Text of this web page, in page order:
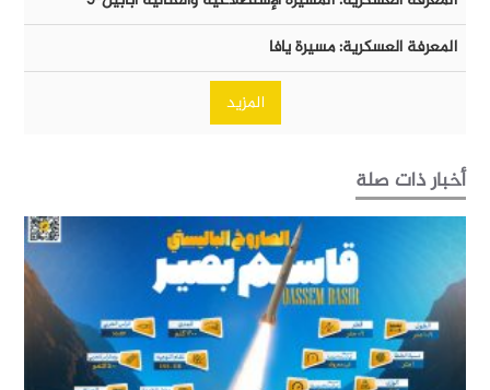
المعرفة العسكرية: مسيرة يافا
المزيد
أخبار ذات صلة